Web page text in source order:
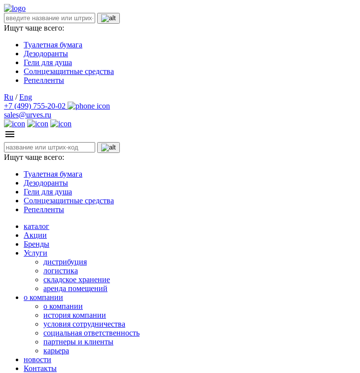
Ищут чаще всего:
Туалетная бумага
Дезодоранты
Гели для душа
Солнцезащитные средства
Репелленты
Ru / Eng
+7 (499) 755-20-02
sales@urves.ru
Ищут чаще всего:
Туалетная бумага
Дезодоранты
Гели для душа
Солнцезащитные средства
Репелленты
каталог
Акции
Бренды
Услуги
дистрибуция
логистика
складское хранение
аренда помещений
о компании
о компании
история компании
условия сотрудничества
социальная ответственность
партнеры и клиенты
карьера
новости
Контакты